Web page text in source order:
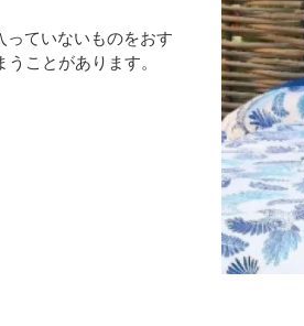
ていないものをおす
ことがあります。